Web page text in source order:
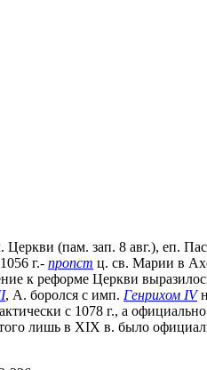
(пам. зап. 8 авг.), еп.
г.- пропст ц. св. Марии в
к реформе Церкви
, А. боролся с имп. Генрихом IV
с 1078 г., а
лишь в XIX в. было